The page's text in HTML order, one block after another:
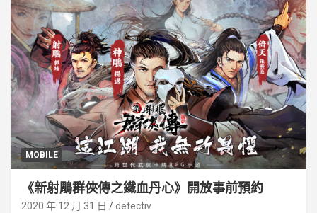
MOBILE
《新射鵰群俠傳之鐵血丹心》開放事前預約
2020 年 12 月 31 日 detectiv